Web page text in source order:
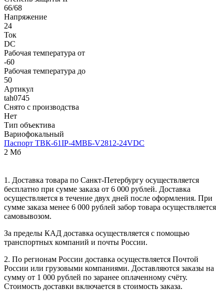
66/68
Напряжение
24
Ток
DC
Рабочая температура от
-60
Рабочая температура до
50
Артикул
tah0745
Снято с производства
Нет
Тип объектива
Вариофокальный
Паспорт ТВК-61IP-4МВБ-V2812-24VDC
2 Мб
1. Доставка товара по Санкт-Петербургу осуществляется
бесплатно при сумме заказа от 6 000 рублей. Доставка
осуществляется в течение двух дней после оформления. При
сумме заказа менее 6 000 рублей забор товара осуществляется
самовывозом.
За пределы КАД доставка осуществляется с помощью
транспортных компаний и почты России.
2. По регионам России доставка осуществляется Почтой
России или грузовыми компаниями. Доставляются заказы на
сумму от 1 000 рублей по заранее оплаченному счёту.
Стоимость доставки включается в стоимость заказа.